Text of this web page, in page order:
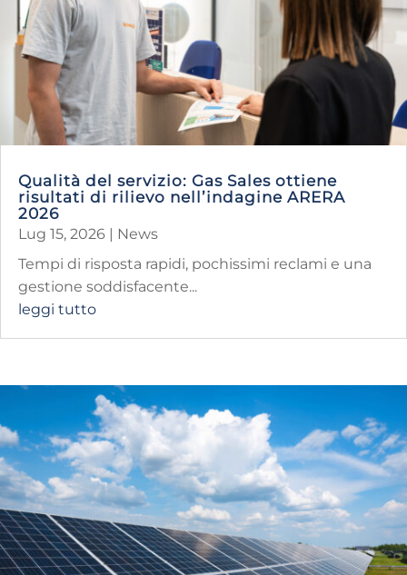
Qualità del servizio: Gas Sales ottiene
risultati di rilievo nell’indagine ARERA
2026
Lug 15, 2026 | News
Tempi di risposta rapidi, pochissimi reclami e una
gestione soddisfacente...
leggi tutto